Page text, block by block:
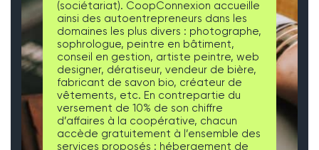
(sociétariat). CoopConnexion accueille
ainsi des autoentrepreneurs dans les
domaines les plus divers : photographe,
sophrologue, peintre en bâtiment,
conseil en gestion, artiste peintre, web
designer, dératiseur, vendeur de bière,
fabricant de savon bio, créateur de
vêtements, etc. En contrepartie du
versement de 10% de son chiffre
d’affaires à la coopérative, chacun
accède gratuitement à l’ensemble des
services proposés : hébergement de